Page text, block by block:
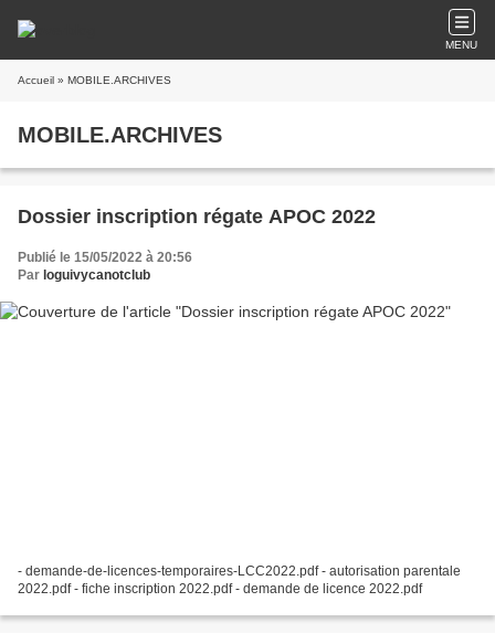
MENU
Accueil » MOBILE.ARCHIVES
MOBILE.ARCHIVES
Dossier inscription régate APOC 2022
Publié le 15/05/2022 à 20:56
Par loguivycanotclub
- demande-de-licences-temporaires-LCC2022.pdf - autorisation parentale
2022.pdf - fiche inscription 2022.pdf - demande de licence 2022.pdf